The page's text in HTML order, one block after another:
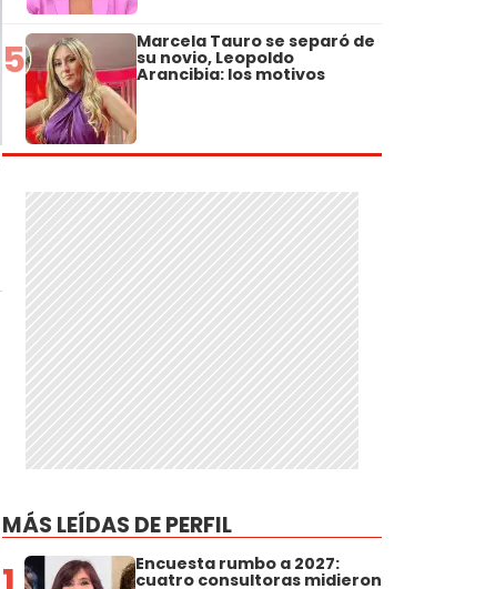
5 Marcela Tauro se separó de
su novio, Leopoldo
Arancibia: los motivos
MÁS LEÍDAS DE PERFIL
Encuesta rumbo a 2027:
cuatro consultoras midieron